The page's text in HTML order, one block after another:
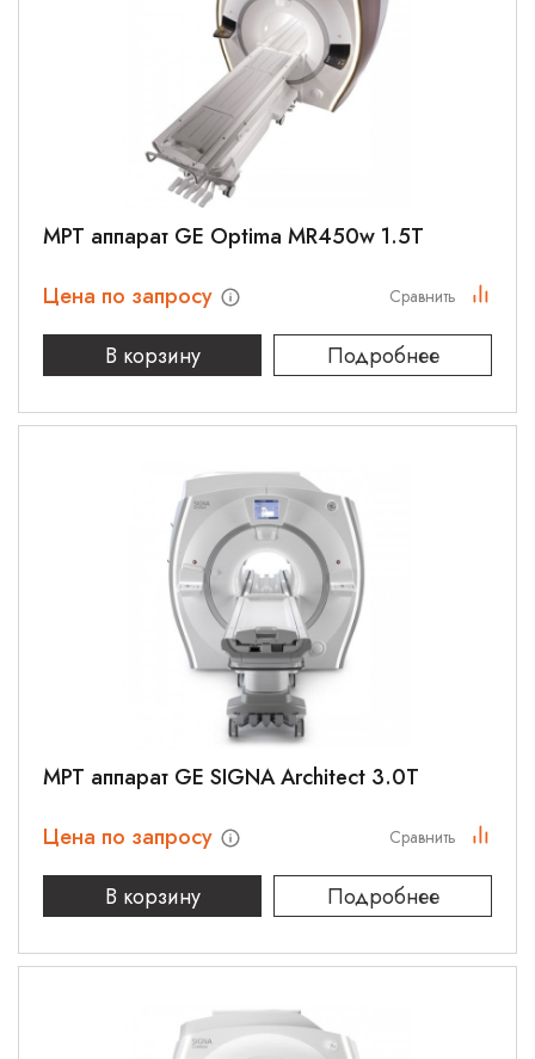
МРТ аппарат GE Optima MR450w 1.5T
Цена по запросу
В корзину
Подробнее
Сравнить
МРТ аппарат GE SIGNA Architect 3.0T
Цена по запросу
В корзину
Подробнее
Сравнить